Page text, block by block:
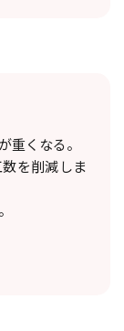
重くなる。
を削減しま